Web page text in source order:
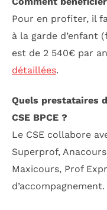
Pour en profiter, il
à la garde d’enfant
est de 2 540€ par
détaillées.
Quels prestataires
CSE BPCE ?
Le CSE collabore
Superprof,
Maxicours, Prof
d’accompagnement.